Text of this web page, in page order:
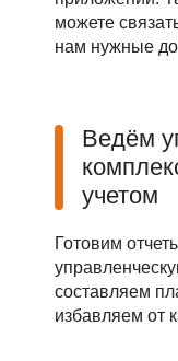
можете
нам нужные
Ведём
учетом
Готовим
составляем
избавляем от